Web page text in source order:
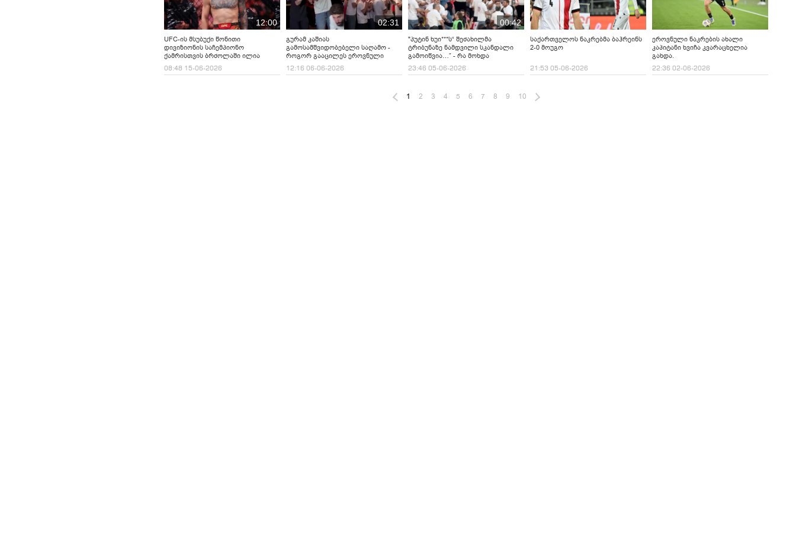
12:00
UFC-ის მსუბუქი წონითი
დივიზიონის საჩემპიონო
ქამრისთვის ბრძოლაში ილია
თოფურია ჯასტინ გეიჯთან
დამარცხდა
08:48 15-06-2026
02:31
გურამ კაშიას
გამოსამშვიდობებელი საღამო -
როგორ გააცილეს ეროვნული
ნაკრების ფეხბურთელებმა
კაპიტანი?
12:16 06-06-2026
00:42
"პუტინ ხუი***ს“ შეძახილმა
ტრიბუნაზე ნამდვილი სკანდალი
გამოიწვია…” - რა მოხდა
საქართველო-ბაჰრეინის მატჩის
დასრულების შემდეგ
23:46 05-06-2026
საქართველოს ნაკრებმა ბაჰრეინს
2-0 მოუგო
21:53 05-06-2026
ეროვნული ნაკრების ახალი
კაპიტანი ხვიჩა კვარაცხელია
გახდა.
22:36 02-06-2026
1 2 3 4 5 6 7 8 9 10